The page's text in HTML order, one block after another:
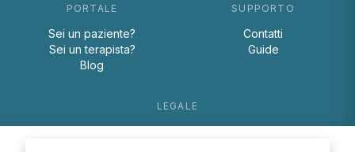
PORTALE
Sei un paziente?
Sei un terapista?
Blog
SUPPORTO
Contatti
Guide
LEGALE